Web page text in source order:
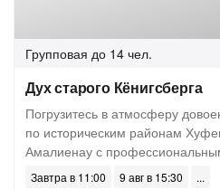
Групповая до 14 чел.
Дух старого Кёнигсберга
Погрузитесь в атмосферу
по историческим районам
Амалиенау с
Завтра в 11:00
9 авг в 15:30